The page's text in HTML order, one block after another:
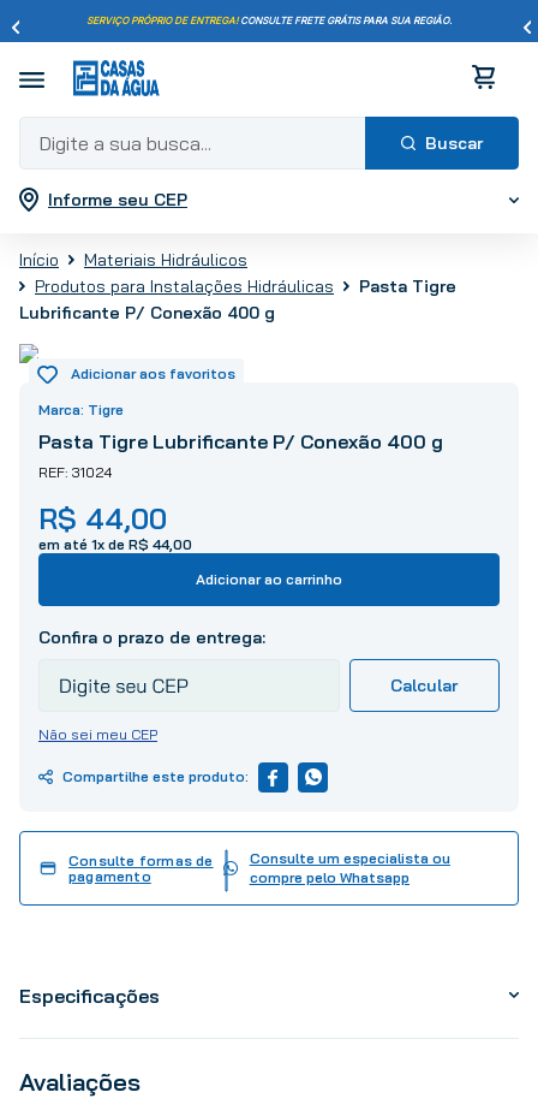
SERVIÇO PRÓPRIO DE ENTREGA!CONSULTE FRETE GRÁTIS PARA SUA REGIÃO.
Digite a sua busca...
Informe seu CEP
Materiais Hidráulicos
Produtos para Instalações Hidráulicas
Pasta Tigre
Lubrificante P/ Conexão 400 g
Tigre
Pasta Tigre Lubrificante P/ Conexão 400 g
31024
R$ 44,00
em até 1x de R$ 44,00
Adicionar ao carrinho
Não sei meu CEP
Consulte formas de
pagamento
Consulte um especialista ou
compre pelo Whatsapp
Especificações
Avaliações
Termos mais buscados
º
porcelanato
3º
piso
5
º
vaso sanitário
6º
torneira
7º
chuveiro
8º
cimento
9º
telha
10º tinta